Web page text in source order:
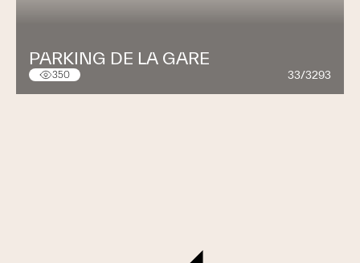
PARKING DE LA GARE
350 33/3293